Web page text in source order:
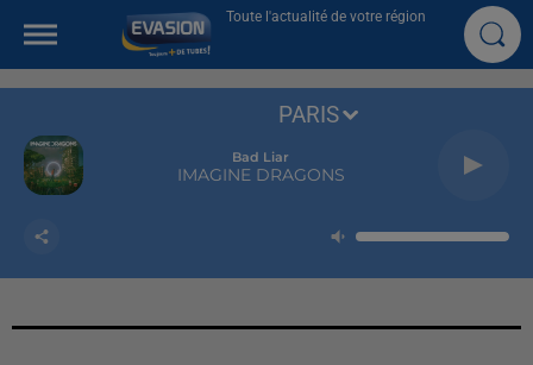
Toute l'actualité de votre région
Bad Liar
IMAGINE DRAGONS
PARIS